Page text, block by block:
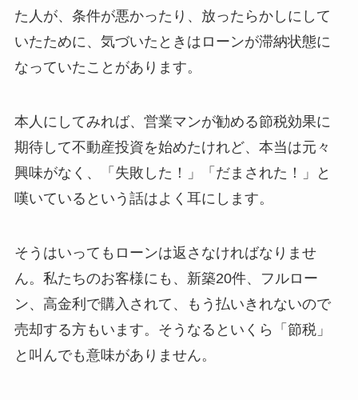
た人が、条件が悪かったり、放ったらかしにして
いたために、気づいたときはローンが滞納状態に
なっていたことがあります。
本人にしてみれば、営業マンが勧める節税効果に
期待して不動産投資を始めたけれど、本当は元々
興味がなく、「失敗した！」「だまされた！」と
嘆いているという話はよく耳にします。
そうはいってもローンは返さなければなりませ
ん。私たちのお客様にも、新築20件、フルロー
ン、高金利で購入されて、もう払いきれないので
売却する方もいます。そうなるといくら「節税」
と叫んでも意味がありません。